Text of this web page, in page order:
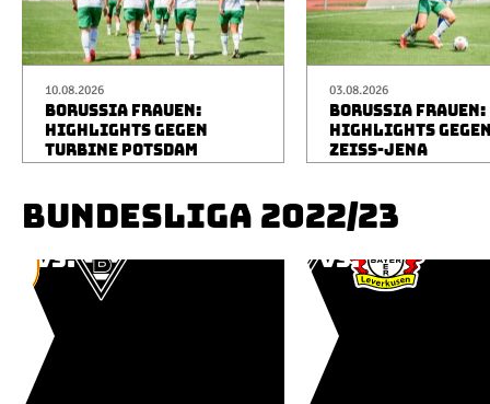
10.08.2026
BORUSSIA FRAUEN:
HIGHLIGHTS GEGEN
TURBINE POTSDAM
03.08.2026
BORUSSIA FRAUEN:
HIGHLIGHTS
ZEISS-JENA
BUNDESLIGA 2022/23